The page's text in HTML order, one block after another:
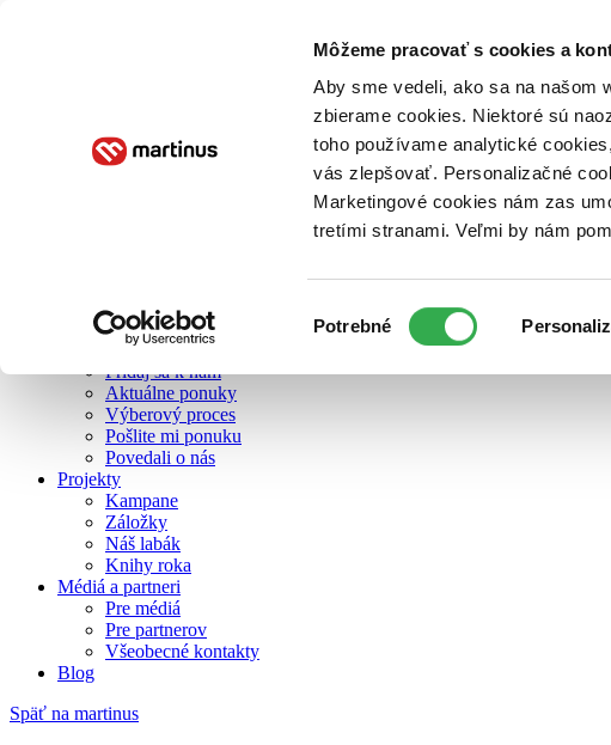
Môžeme pracovať s cookies a
Aby sme vedeli, ako sa na našom
zbierame cookies. Niektoré sú
toho používame analytické
vás zlepšovať. Personalizačné
Marketingové cookies nám zas
tretími stranami. Veľmi by nám
súhlasu
Potrebné
O nás
Zelený Martinus
Nerobíme rozdiely
Pridaj sa k nám
Aktuálne ponuky
Výberový proces
Pošlite mi ponuku
Povedali o nás
Projekty
Kampane
Záložky
Náš labák
Knihy roka
Médiá a partneri
Pre médiá
Pre partnerov
Všeobecné kontakty
Blog
Späť na martinus